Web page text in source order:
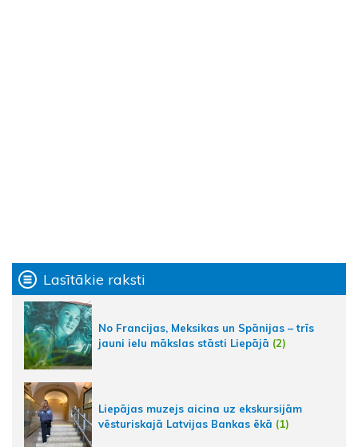
Lasītākie raksti
No Francijas, Meksikas un Spānijas – trīs
jauni ielu mākslas stāsti Liepājā (2)
Liepājas muzejs aicina uz ekskursijām
vēsturiskajā Latvijas Bankas ēkā (1)